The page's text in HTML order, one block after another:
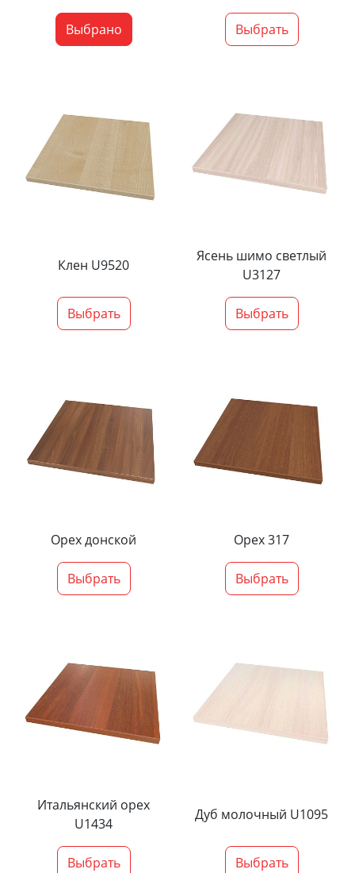
Выбрано Выбрать
Клен U9520
Выбрать
Ясень шимо светлый
U3127
Выбрать
Орех донской
Выбрать
Орех 317
Выбрать
Итальянский орех
U1434
Выбрать
Дуб молочный U1095
Выбрать